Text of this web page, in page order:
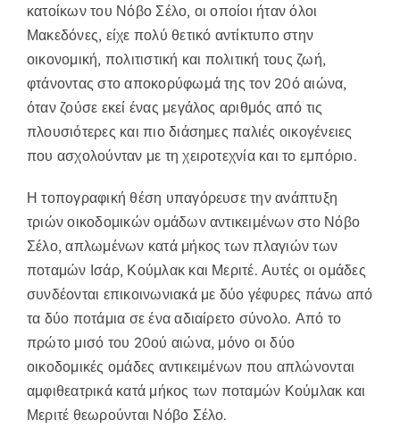
κατοίκων του Νόβο Σέλο, οι οποίοι ήταν όλοι
Μακεδόνες, είχε πολύ θετικό αντίκτυπο στην
οικονομική, πολιτιστική και πολιτική τους ζωή,
φτάνοντας στο αποκορύφωμά της τον 20ό αιώνα,
όταν ζούσε εκεί ένας μεγάλος αριθμός από τις
πλουσιότερες και πιο διάσημες παλιές οικογένειες
που ασχολούνταν με τη χειροτεχνία και το εμπόριο.
Η τοπογραφική θέση υπαγόρευσε την ανάπτυξη
τριών οικοδομικών ομάδων αντικειμένων στο Νόβο
Σέλο, απλωμένων κατά μήκος των πλαγιών των
ποταμών Ισάρ, Κούμλακ και Μεριτέ. Αυτές οι ομάδες
συνδέονται επικοινωνιακά με δύο γέφυρες πάνω από
τα δύο ποτάμια σε ένα αδιαίρετο σύνολο. Από το
πρώτο μισό του 20ού αιώνα, μόνο οι δύο
οικοδομικές ομάδες αντικειμένων που απλώνονται
αμφιθεατρικά κατά μήκος των ποταμών Κούμλακ και
Μεριτέ θεωρούνται Νόβο Σέλο.